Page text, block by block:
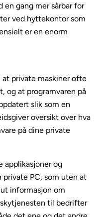
gang mer sårbar for
ved hyttekontor som
er en enorm
private maskiner ofte
og at programvaren på
slik som en
oversikt over hva
på dine private
applikasjoner og
private PC, som uten at
informasjon om
til bedrifter